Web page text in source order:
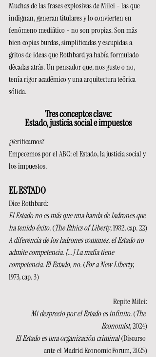
Muchas de las frases explosivas de Milei - las que
indignan, generan titulares y lo convierten en
fenómeno mediático - no son propias. Son más
bien copias burdas, simplificadas y escupidas a
gritos de ideas que Rothbard ya había formulado
décadas atrás. Un pensador que, nos guste o no,
tenía rigor académico y una arquitectura teórica
sólida.
Tres conceptos clave:
Estado, justicia social e impuestos
¿Verificamos?
Empecemos por el ABC: el Estado, la justicia social y
los impuestos.
EL ESTADO
Dice Rothbard:
El Estado no es más que una banda de ladrones que
ha tenido éxito. (The Ethics of Liberty, 1982, cap. 22)
A diferencia de los ladrones comunes, el Estado no
admite competencia. […] La mafia tiene
competencia. El Estado, no. (For a New Liberty,
1973, cap. 3)
Repite Milei:
Mi desprecio por el Estado es infinito. (The
Economist, 2024)
El Estado es una organización criminal (Discurso
ante el Madrid Economic Forum, 2025)